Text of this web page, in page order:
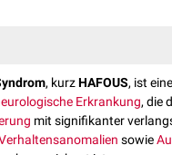
, kurzHAFOUS, ist
Erkrankung, die
mit signifikanter
sowie